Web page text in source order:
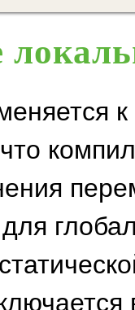
для